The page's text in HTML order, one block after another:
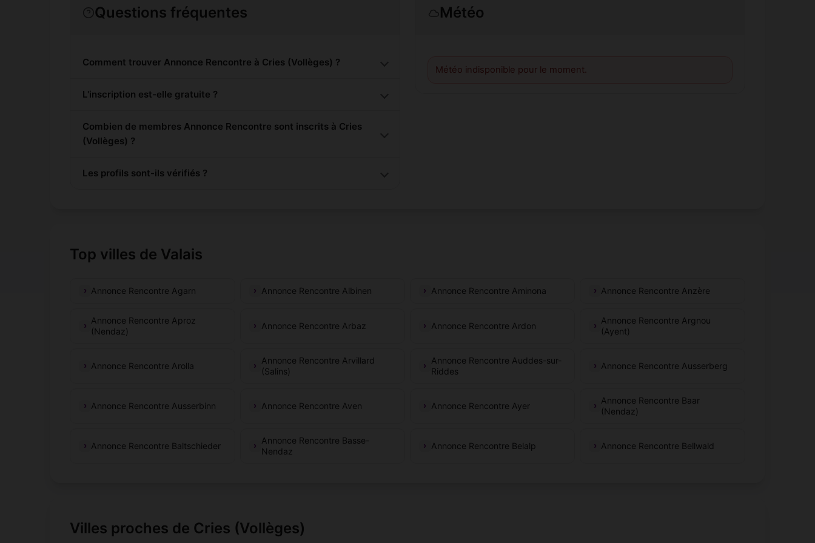
Questions fréquentes
Comment trouver Annonce Rencontre à Cries (Vollèges) ?
L'inscription est-elle gratuite ?
Combien de membres Annonce Rencontre sont inscrits à Cries
(Vollèges) ?
Les profils sont-ils vérifiés ?
Météo
Météo indisponible pour le moment.
Top villes de Valais
Annonce Rencontre Agarn Annonce Rencontre Albinen Annonce Rencontre Aminona Annonce Rencontre Anzère
Annonce Rencontre Aproz
(Nendaz)
Annonce Rencontre Arbaz Annonce Rencontre Ardon
Annonce Rencontre Argnou
(Ayent)
Annonce Rencontre Arolla
Annonce Rencontre Arvillard
(Salins)
Annonce Rencontre Auddes-sur-
Riddes
Annonce Rencontre Ausserberg
Annonce Rencontre Ausserbinn Annonce Rencontre Aven Annonce Rencontre Ayer
Annonce Rencontre Baar
(Nendaz)
Annonce Rencontre Baltschieder
Annonce Rencontre Basse-
Nendaz
Annonce Rencontre Belalp Annonce Rencontre Bellwald
Villes proches de Cries (Vollèges)